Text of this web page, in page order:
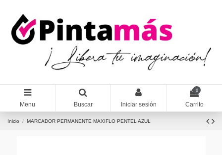
Menu Buscar Iniciar sesión
0
Carrito
Inicio MARCADOR PERMANENTE MAXIFLO PENTEL AZUL